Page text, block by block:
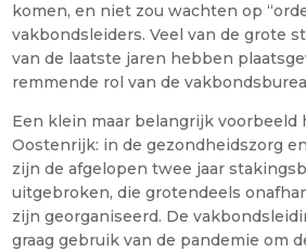
komen, en niet zou wachten op
vakbondsleiders. Veel van de grote
van de laatste jaren hebben
remmende rol van de
Een klein maar belangrijk voorbeeld
Oostenrijk: in de gezondheidszorg
zijn de afgelopen twee jaar
uitgebroken, die grotendeels
zijn georganiseerd. De
graag gebruik van de pandemie om